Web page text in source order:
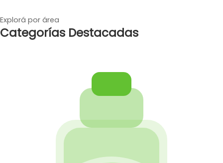
Explorá por área
Categorías Destacadas